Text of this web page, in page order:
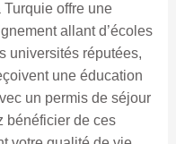
offre une
allant d’écoles
universités réputées,
une éducation
un permis de séjour
bénéficier de ces